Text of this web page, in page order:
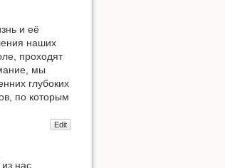
и её
наших
проходят
мы
глубоких
по которым
Edit
нас